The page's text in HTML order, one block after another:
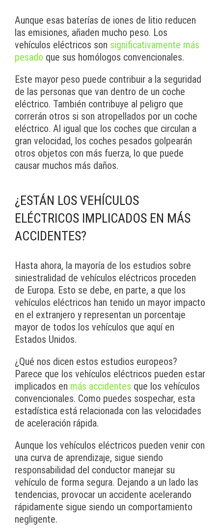
Aunque esas baterías de iones de litio reducen
las emisiones, añaden mucho peso. Los
vehículos eléctricos son significativamente más
pesado que sus homólogos convencionales.
Este mayor peso puede contribuir a la seguridad
de las personas que van dentro de un coche
eléctrico. También contribuye al peligro que
correrán otros si son atropellados por un coche
eléctrico. Al igual que los coches que circulan a
gran velocidad, los coches pesados golpearán
otros objetos con más fuerza, lo que puede
causar muchos más daños.
¿ESTÁN LOS VEHÍCULOS
ELÉCTRICOS IMPLICADOS EN MÁS
ACCIDENTES?
Hasta ahora, la mayoría de los estudios sobre
siniestralidad de vehículos eléctricos proceden
de Europa. Esto se debe, en parte, a que los
vehículos eléctricos han tenido un mayor impacto
en el extranjero y representan un porcentaje
mayor de todos los vehículos que aquí en
Estados Unidos.
¿Qué nos dicen estos estudios europeos?
Parece que los vehículos eléctricos pueden estar
implicados en más accidentes que los vehículos
convencionales. Como puedes sospechar, esta
estadística está relacionada con las velocidades
de aceleración rápida.
Aunque los vehículos eléctricos pueden venir con
una curva de aprendizaje, sigue siendo
responsabilidad del conductor manejar su
vehículo de forma segura. Dejando a un lado las
tendencias, provocar un accidente acelerando
rápidamente sigue siendo un comportamiento
negligente.